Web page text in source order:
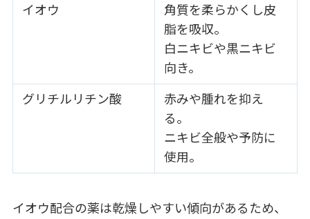
イオウ
角質を柔らかくし皮
脂を吸収。
白ニキビや黒ニキビ
向き。
グリチルリチン酸
赤みや腫れを抑え
る。
ニキビ全般や予防に
使用。
イオウ配合の薬は乾燥しやすい傾向があるため、